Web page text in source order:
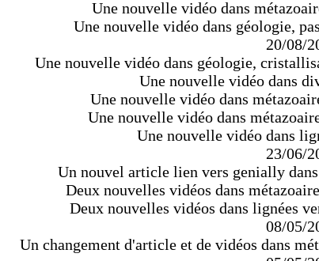
Une nouvelle vidéo dans
Une nouvelle vidéo dans géologie,
20/08/
Une nouvelle vidéo dans géologie,
Une nouvelle vidéo dans
Une nouvelle vidéo dans
Une nouvelle vidéo dans
Une nouvelle vidéo dans
23/06/
Un nouvel article lien vers genially
Deux nouvelles vidéos dans
Deux nouvelles vidéos dans lignées
08/05/
Un changement d'article et de vidéos dans